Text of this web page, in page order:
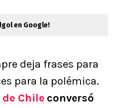
en Google!
deja frases para
para la polémica.
de Chile conversó